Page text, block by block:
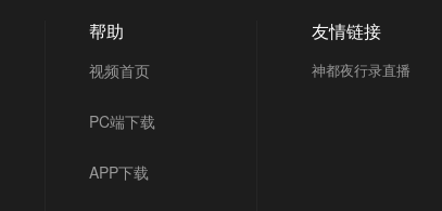
帮助
视频首页
PC端下载
APP下载
友情链接
神都夜行录直播